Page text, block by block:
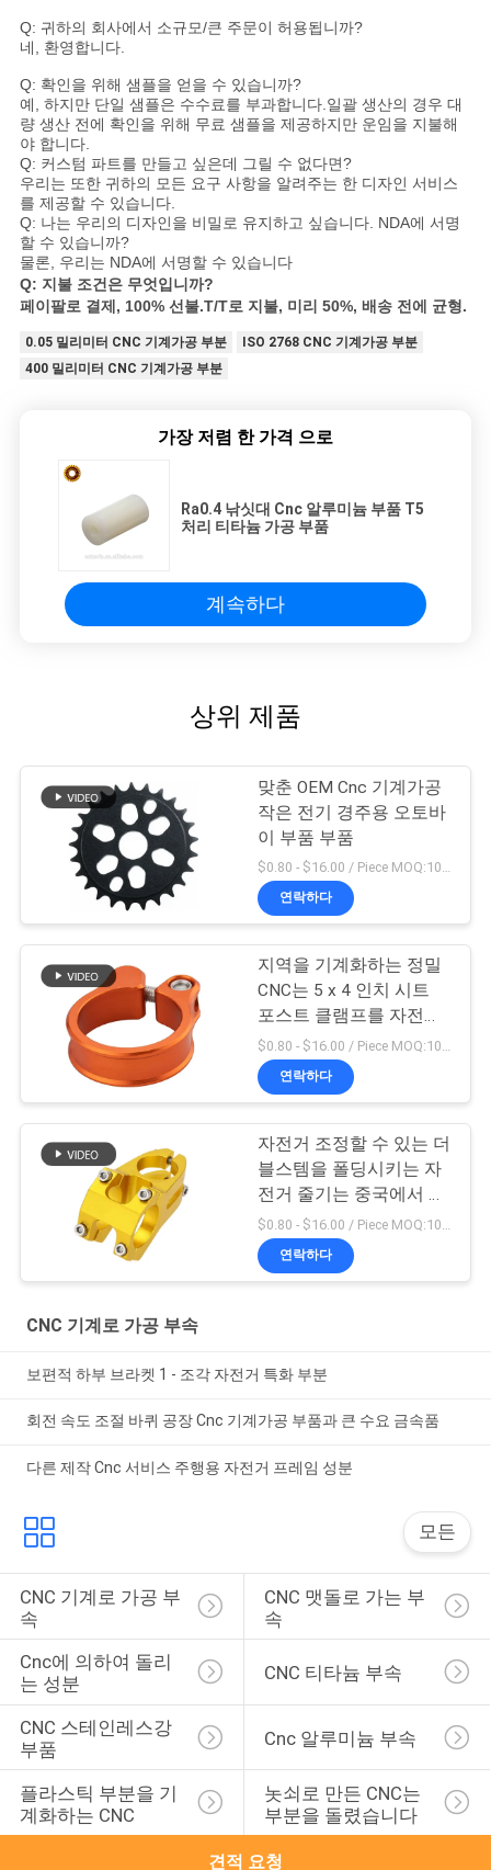
Q: 귀하의 회사에서 소규모/큰 주문이 허용됩니까?
네, 환영합니다.
Q: 확인을 위해 샘플을 얻을 수 있습니까?
예, 하지만 단일 샘플은 수수료를 부과합니다.일괄 생산의 경우 대
량 생산 전에 확인을 위해 무료 샘플을 제공하지만 운임을 지불해
야 합니다.
Q: 커스텀 파트를 만들고 싶은데 그릴 수 없다면?
우리는 또한 귀하의 모든 요구 사항을 알려주는 한 디자인 서비스
를 제공할 수 있습니다.
Q: 나는 우리의 디자인을 비밀로 유지하고 싶습니다. NDA에 서명
할 수 있습니까?
물론, 우리는 NDA에 서명할 수 있습니다
Q: 지불 조건은 무엇입니까?
페이팔로 결제, 100% 선불.T/T로 지불, 미리 50%, 배송 전에 균형.
0.05 밀리미터 CNC 기계가공 부분
ISO 2768 CNC 기계가공 부분
400 밀리미터 CNC 기계가공 부분
가장 저렴 한 가격 으로
Ra0.4 낚싯대 Cnc 알루미늄 부품 T5
처리 티타늄 가공 부품
계속하다
상위 제품
맞춘 OEM Cnc 기계가공
작은 전기 경주용 오토바
이 부품 부품
$0.80 - $16.00 / Piece MOQ:10개 부분
연락하다
지역을 기계화하는 정밀
CNC는 5 x 4 인치 시트
포스트 클램프를 자전거
로 갑니다
$0.80 - $16.00 / Piece MOQ:10개 부분
연락하다
자전거 조정할 수 있는 더
블스템을 폴딩시키는 자
전거 줄기는 중국에서 했
습니다
연락하다
CNC 기계로 가공 부속
보편적 하부 브라켓 1 - 조각 자전거 특화 부분
회전 속도 조절 바퀴 공장 Cnc 기계가공 부품과 큰 수요 금속품
다른 제작 Cnc 서비스 주행용 자전거 프레임 성분
모든
CNC 기계로 가공 부
속
CNC 맷돌로 가는 부
속
Cnc에 의하여 돌리
는 성분
CNC 티타늄 부속
CNC 스테인레스강
부품
Cnc 알루미늄 부속
플라스틱 부분을 기
계화하는 CNC
놋쇠로 만든 CNC는
부분을 돌렸습니다
견적 요청